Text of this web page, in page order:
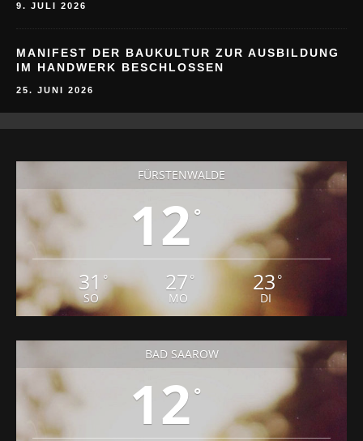
9. JULI 2026
MANIFEST DER BAUKULTUR ZUR AUSBILDUNG
IM HANDWERK BESCHLOSSEN
25. JUNI 2026
FÜRSTENWALDE
12 °
31 °
SO
27 °
MO
23 °
DI
BAD SAAROW
12 °